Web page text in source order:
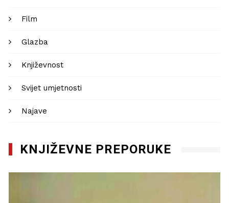
Film
Glazba
Književnost
Svijet umjetnosti
Najave
KNJIŽEVNE PREPORUKE